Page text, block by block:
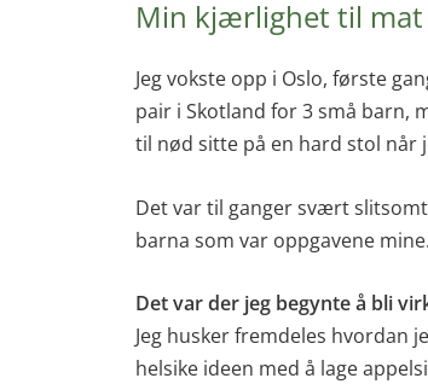
Min kjærlighet til mat
Jeg vokste opp i Oslo, første
pair i Skotland for 3 små barn,
til nød sitte på en hard stol når
Det var til ganger svært
barna som var oppgavene
Det var der jeg begynte å bli
Jeg husker fremdeles hvordan
helsike ideen med å lage